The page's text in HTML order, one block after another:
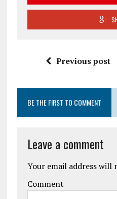
Previous post
BE THE FIRST TO COMMENT
Leave a comment
Your email address will
Comment